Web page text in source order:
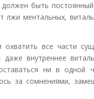
должен быть
лжи ментальных,
все части
внутреннее
ни в одной
за сомнениями,